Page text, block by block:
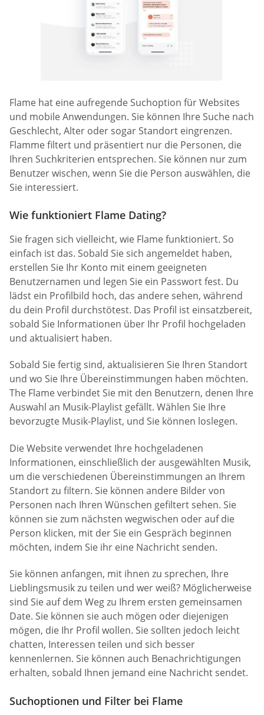
Flame hat eine aufregende Suchoption für Websites
und mobile Anwendungen. Sie können Ihre Suche nach
Geschlecht, Alter oder sogar Standort eingrenzen.
Flamme filtert und präsentiert nur die Personen, die
Ihren Suchkriterien entsprechen. Sie können nur zum
Benutzer wischen, wenn Sie die Person auswählen, die
Sie interessiert.
Wie funktioniert Flame Dating?
Sie fragen sich vielleicht, wie Flame funktioniert. So
einfach ist das. Sobald Sie sich angemeldet haben,
erstellen Sie Ihr Konto mit einem geeigneten
Benutzernamen und legen Sie ein Passwort fest. Du
lädst ein Profilbild hoch, das andere sehen, während
du dein Profil durchstötest. Das Profil ist einsatzbereit,
sobald Sie Informationen über Ihr Profil hochgeladen
und aktualisiert haben.
Sobald Sie fertig sind, aktualisieren Sie Ihren Standort
und wo Sie Ihre Übereinstimmungen haben möchten.
The Flame verbindet Sie mit den Benutzern, denen Ihre
Auswahl an Musik-Playlist gefällt. Wählen Sie Ihre
bevorzugte Musik-Playlist, und Sie können loslegen.
Die Website verwendet Ihre hochgeladenen
Informationen, einschließlich der ausgewählten Musik,
um die verschiedenen Übereinstimmungen an Ihrem
Standort zu filtern. Sie können andere Bilder von
Personen nach Ihren Wünschen gefiltert sehen. Sie
können sie zum nächsten wegwischen oder auf die
Person klicken, mit der Sie ein Gespräch beginnen
möchten, indem Sie ihr eine Nachricht senden.
Sie können anfangen, mit ihnen zu sprechen, Ihre
Lieblingsmusik zu teilen und wer weiß? Möglicherweise
sind Sie auf dem Weg zu Ihrem ersten gemeinsamen
Date. Sie können sie auch mögen oder diejenigen
mögen, die Ihr Profil wollen. Sie sollten jedoch leicht
chatten, Interessen teilen und sich besser
kennenlernen. Sie können auch Benachrichtigungen
erhalten, sobald Ihnen jemand eine Nachricht sendet.
Suchoptionen und Filter bei Flame